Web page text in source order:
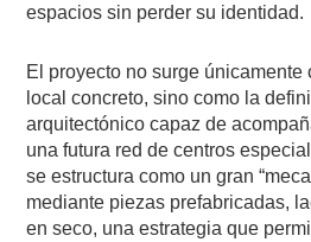
espacios sin perder su identidad.
El proyecto no surge únicamente
local concreto, sino como la
arquitectónico capaz de
una futura red de centros
se estructura como un gran
mediante piezas prefabricadas,
en seco, una estrategia que